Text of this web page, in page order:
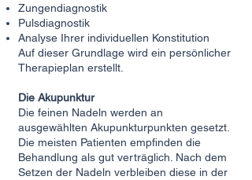
Zungendiagnostik
Pulsdiagnostik
Analyse Ihrer individuellen Konstitution
Auf dieser Grundlage wird ein persönlicher
Therapieplan erstellt.
Die Akupunktur
Die feinen Nadeln werden an
ausgewählten Akupunkturpunkten gesetzt.
Die meisten Patienten empfinden die
Behandlung als gut verträglich. Nach dem
Setzen der Nadeln verbleiben diese in der